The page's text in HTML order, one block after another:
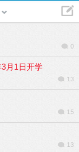
0
月1日开学
13
15
13